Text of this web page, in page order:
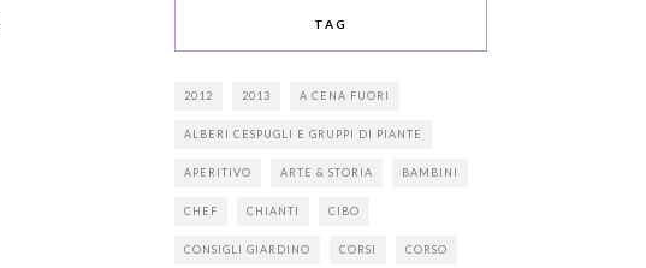
TAG
2012 2013 A CENA FUORI
ALBERI CESPUGLI E GRUPPI DI PIANTE
APERITIVO ARTE & STORIA BAMBINI
CHEF CHIANTI CIBO
CONSIGLI GIARDINO CORSI CORSO